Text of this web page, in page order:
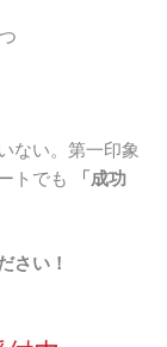
ない。第一印象
トでも
「成功
さい！